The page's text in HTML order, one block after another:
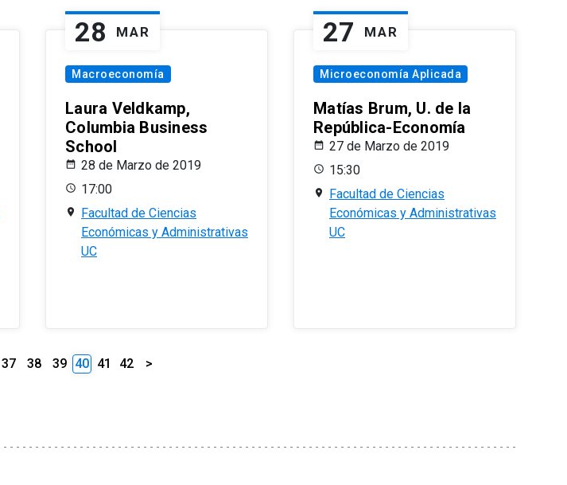
28 MAR
Macroeconomía
Laura Veldkamp,
Columbia Business
School
28 de Marzo de 2019
17:00
Facultad de Ciencias
Económicas y Administrativas
UC
27 MAR
Microeconomía Aplicada
Matías Brum, U. de la
República-Economía
27 de Marzo de 2019
15:30
Facultad de Ciencias
Económicas y Administrativas
UC
37 38 39 40 41 42 >